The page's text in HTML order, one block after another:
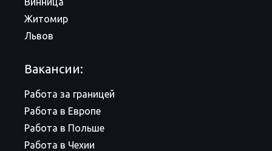
Житомир
Львов
Вакансии:
Работа за границей
Работа в Европе
Работа в Польше
Работа в Чехии